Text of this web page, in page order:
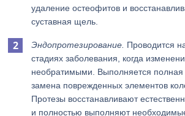
удаление остеофитов и
суставная щель.
Эндопротезирование. Проводится
стадиях заболевания, когда
необратимыми. Выполняется полная
замена поврежденных элементов
Протезы восстанавливают
и полностью выполняют